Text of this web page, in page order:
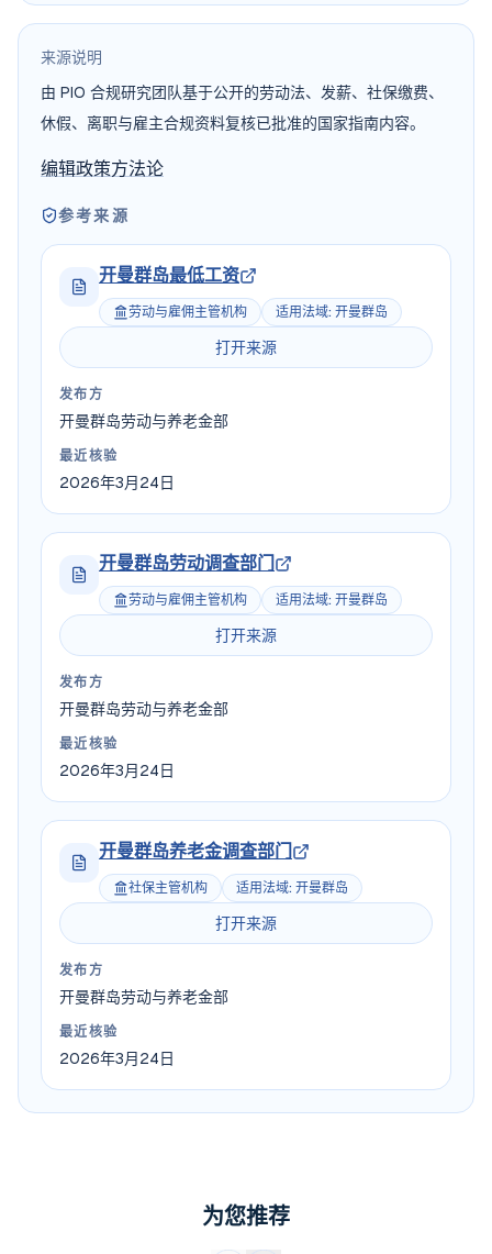
来源说明
由 PIO 合规研究团队基于公开的劳动法、发薪、社保缴费、
休假、离职与雇主合规资料复核已批准的国家指南内容。
编辑政策方法论
参考来源
开曼群岛最低工资
劳动与雇佣主管机构 适用法域: 开曼群岛
打开来源
发布方
开曼群岛劳动与养老金部
最近核验
2026年3月24日
开曼群岛劳动调查部门
劳动与雇佣主管机构 适用法域: 开曼群岛
打开来源
发布方
开曼群岛劳动与养老金部
最近核验
2026年3月24日
开曼群岛养老金调查部门
社保主管机构 适用法域: 开曼群岛
打开来源
发布方
开曼群岛劳动与养老金部
最近核验
2026年3月24日
为您推荐